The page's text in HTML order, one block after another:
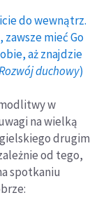
do wewnątrz.
mieć Go
aż znajdzie
duchowy)
w
na wielką
drugim
od tego,
spotkaniu